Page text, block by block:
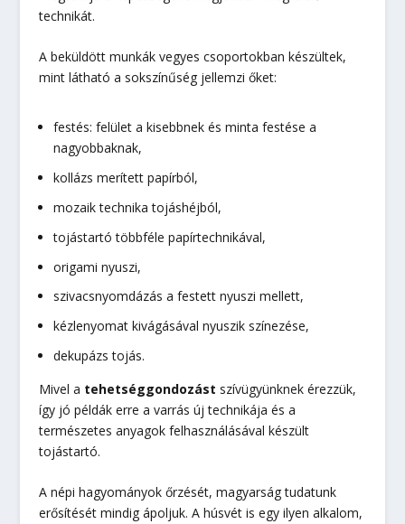
technikát.
A beküldött munkák vegyes csoportokban készültek,
mint látható a sokszínűség jellemzi őket:
festés: felület a kisebbnek és minta festése a
nagyobbaknak,
kollázs merített papírból,
mozaik technika tojáshéjból,
tojástartó többféle papírtechnikával,
origami nyuszi,
szivacsnyomdázás a festett nyuszi mellett,
kézlenyomat kivágásával nyuszik színezése,
dekupázs tojás.
Mivel a tehetséggondozást szívügyünknek érezzük,
így jó példák erre a varrás új technikája és a
természetes anyagok felhasználásával készült
tojástartó.
A népi hagyományok őrzését, magyarság tudatunk
erősítését mindig ápoljuk. A húsvét is egy ilyen alkalom,